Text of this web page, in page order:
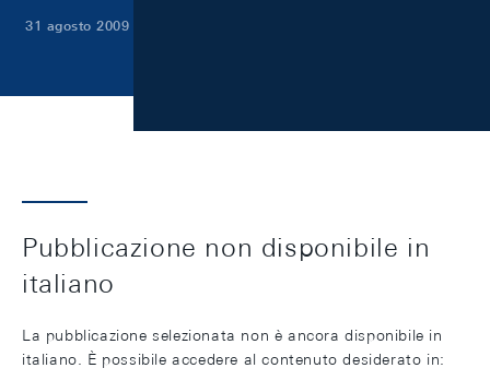
31 agosto 2009
Pubblicazione non disponibile in
italiano
La pubblicazione selezionata non è ancora disponibile in
italiano. È possibile accedere al contenuto desiderato in: